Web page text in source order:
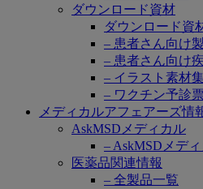
ダウンロード資材
ダウンロード資
– 患者さん向け
– 患者さん向け
– イラスト素材
– ワクチン予診票
メディカルアフェアーズ情
AskMSDメディカル
– AskMSDメデ
医薬品関連情報
– 全製品一覧